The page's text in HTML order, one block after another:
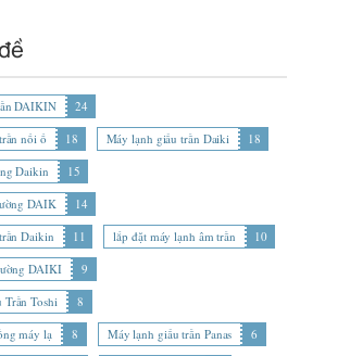
DAIKIN
24
nối ố
18 Máy lạnh giấu trần Daiki
18
Daikin
15
DAIK
14
Daikin
11 lắp đặt máy lạnh âm trần
10
DAIKI
9
Toshi
8
máy lạ
8 Máy lạnh giấu trần Panas
6